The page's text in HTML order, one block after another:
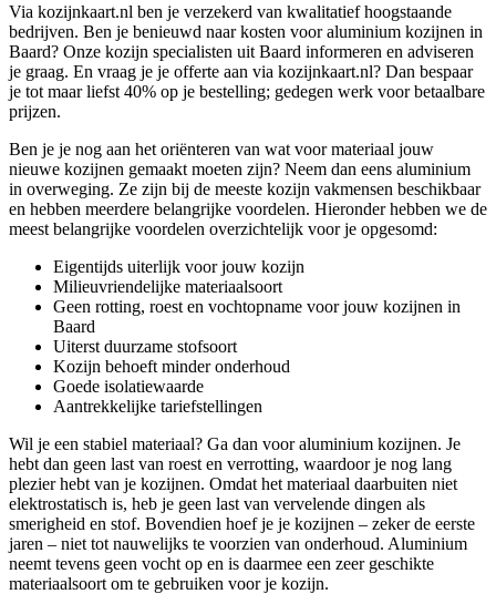
Via kozijnkaart.nl ben je verzekerd van kwalitatief hoogstaande
bedrijven. Ben je benieuwd naar kosten voor aluminium kozijnen in
Baard? Onze kozijn specialisten uit Baard informeren en adviseren
je graag. En vraag je je offerte aan via kozijnkaart.nl? Dan bespaar
je tot maar liefst 40% op je bestelling; gedegen werk voor betaalbare
prijzen.
Ben je je nog aan het oriënteren van wat voor materiaal jouw
nieuwe kozijnen gemaakt moeten zijn? Neem dan eens aluminium
in overweging. Ze zijn bij de meeste kozijn vakmensen beschikbaar
en hebben meerdere belangrijke voordelen. Hieronder hebben we de
meest belangrijke voordelen overzichtelijk voor je opgesomd:
Eigentijds uiterlijk voor jouw kozijn
Milieuvriendelijke materiaalsoort
Geen rotting, roest en vochtopname voor jouw kozijnen in
Baard
Uiterst duurzame stofsoort
Kozijn behoeft minder onderhoud
Goede isolatiewaarde
Aantrekkelijke tariefstellingen
Wil je een stabiel materiaal? Ga dan voor aluminium kozijnen. Je
hebt dan geen last van roest en verrotting, waardoor je nog lang
plezier hebt van je kozijnen. Omdat het materiaal daarbuiten niet
elektrostatisch is, heb je geen last van vervelende dingen als
smerigheid en stof. Bovendien hoef je je kozijnen – zeker de eerste
jaren – niet tot nauwelijks te voorzien van onderhoud. Aluminium
neemt tevens geen vocht op en is daarmee een zeer geschikte
materiaalsoort om te gebruiken voor je kozijn.